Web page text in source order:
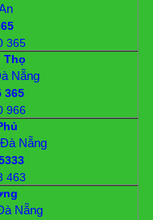
365
Thọ
Nẵng
365
966
Nẵng
463
Nẵng